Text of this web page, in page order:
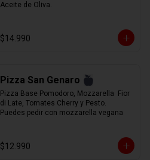
Aceite de Oliva.
$14.990
Pizza San Genaro
Pizza Base Pomodoro, Mozzarella  Fior
di Late, Tomates Cherry y Pesto.
Puedes pedir con mozzarella vegana
$12.990